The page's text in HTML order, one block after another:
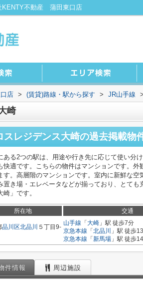
KENTY不動産 蒲田東口店
店 > (賃貸)路線・駅から探す > JR山手線 >
崎
スレジデンス大崎の過去掲載物
ある2つの駅は、用途や行き先に応じて使い分
快適です。こちらの物件はマンションです。
す。高層階のマンションです。室内に新鮮な
置き場・エレベータなどが揃っており、とて
崎」です。
所在地 交通
品川区北品川 ５丁目9-
山手線 「 大崎 」駅 徒歩7分
京急本線 「 北品川
」駅 徒歩
京急本線 「 新馬場 」駅 徒歩
件情報 周辺施設